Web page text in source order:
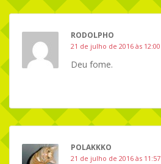
RODOLPHO
21 de julho de 2016 às 12:00
Deu fome.
POLAKKKO
21 de julho de 2016 às 11:57